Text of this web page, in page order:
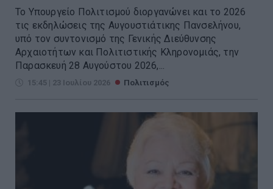
Το Υπουργείο Πολιτισμού διοργανώνει και το 2026
τις εκδηλώσεις της Αυγουστιάτικης Πανσελήνου,
υπό τον συντονισμό της Γενικής Διεύθυνσης
Αρχαιοτήτων και Πολιτιστικής Κληρονομιάς, την
Παρασκευή 28 Αυγούστου 2026,...
15:45 | 23 Ιουλίου 2026 Πολιτισμός